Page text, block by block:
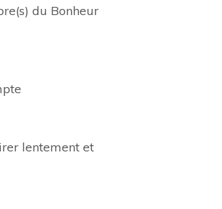
du Bonheur
lentement et